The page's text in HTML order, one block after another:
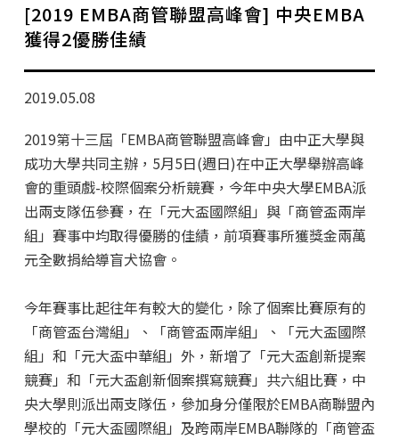
行政公告
師生動態
[2019 EMBA商管聯盟高峰會] 中央EMBA
獲得2優勝佳績
2019.05.08
2019第十三屆「EMBA商管聯盟高峰會」由中正大學與
成功大學共同主辦，5月5日(週日)在中正大學舉辦高峰
會的重頭戲-校際個案分析競賽，今年中央大學EMBA派
出兩支隊伍參賽，在「元大盃國際組」與「商管盃兩岸
組」賽事中均取得優勝的佳績，前項賽事所獲獎金兩萬
元全數捐給導盲犬協會。
今年賽事比起往年有較大的變化，除了個案比賽原有的
「商管盃台灣組」、「商管盃兩岸組」、「元大盃國際
組」和「元大盃中華組」外，新增了「元大盃創新提案
競賽」和「元大盃創新個案撰寫競賽」共六組比賽，中
央大學則派出兩支隊伍，參加身分僅限於EMBA商聯盟內
學校的「元大盃國際組」及跨兩岸EMBA聯隊的「商管盃